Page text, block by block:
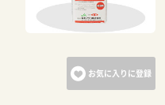
お気に入りに登録